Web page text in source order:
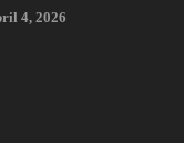
4, 2026